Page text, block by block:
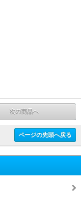
次の商品へ
ページの先頭へ戻る